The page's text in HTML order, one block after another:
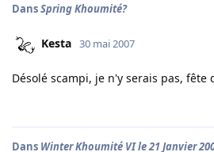
DansSpring Khoumité?
Kesta 30 mai 2007
Désolé scampi, je n'y serais pas, fête
Dans Winter Khoumité VI le 21 Janvier